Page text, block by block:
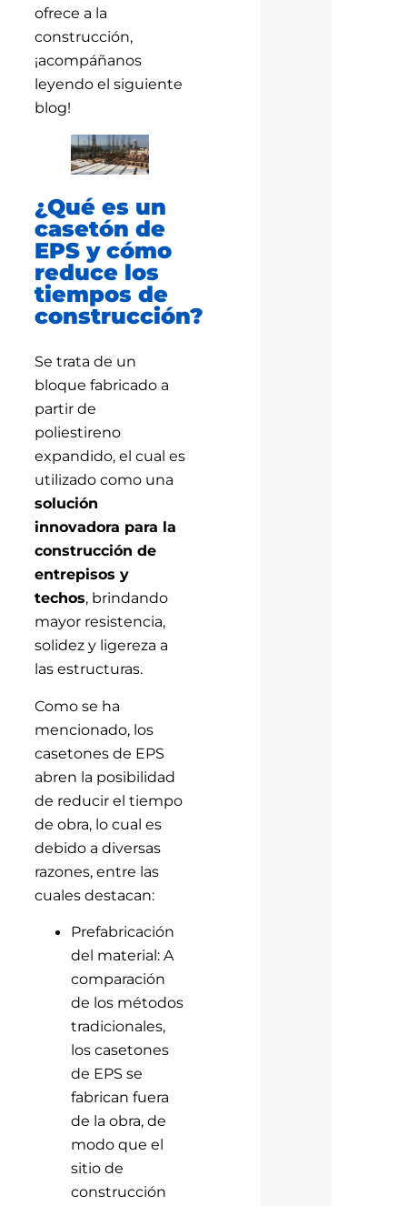
ofrece a la
construcción,
¡acompáñanos
leyendo el siguiente
blog!
¿Qué es un
casetón de
EPS y cómo
reduce los
tiempos de
construcción?
Se trata de un
bloque fabricado a
partir de
poliestireno
expandido, el cual es
utilizado como una
solución
innovadora para la
construcción de
entrepisos y
techos, brindando
mayor resistencia,
solidez y ligereza a
las estructuras.
Como se ha
mencionado, los
casetones de EPS
abren la posibilidad
de reducir el tiempo
de obra, lo cual es
debido a diversas
razones, entre las
cuales destacan:
Prefabricación
del material: A
comparación
de los métodos
tradicionales,
los casetones
de EPS se
fabrican fuera
de la obra, de
modo que el
sitio de
construcción